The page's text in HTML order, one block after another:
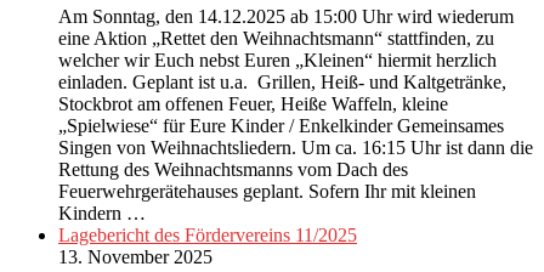
Am Sonntag, den 14.12.2025 ab 15:00 Uhr wird wiederum
eine Aktion „Rettet den Weihnachtsmann“ stattfinden, zu
welcher wir Euch nebst Euren „Kleinen“ hiermit herzlich
einladen. Geplant ist u.a. Grillen, Heiß- und Kaltgetränke,
Stockbrot am offenen Feuer, Heiße Waffeln, kleine
„Spielwiese“ für Eure Kinder / Enkelkinder Gemeinsames
Singen von Weihnachtsliedern. Um ca. 16:15 Uhr ist dann die
Rettung des Weihnachtsmanns vom Dach des
Feuerwehrgerätehauses geplant. Sofern Ihr mit kleinen
Kindern …
Lagebericht des Fördervereins 11/2025
13. November 2025